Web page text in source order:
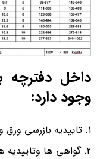
داخل دفترچه
وجود دارد:
تاییدیه بازرسی ورق
گواهی ها وتاییدیه